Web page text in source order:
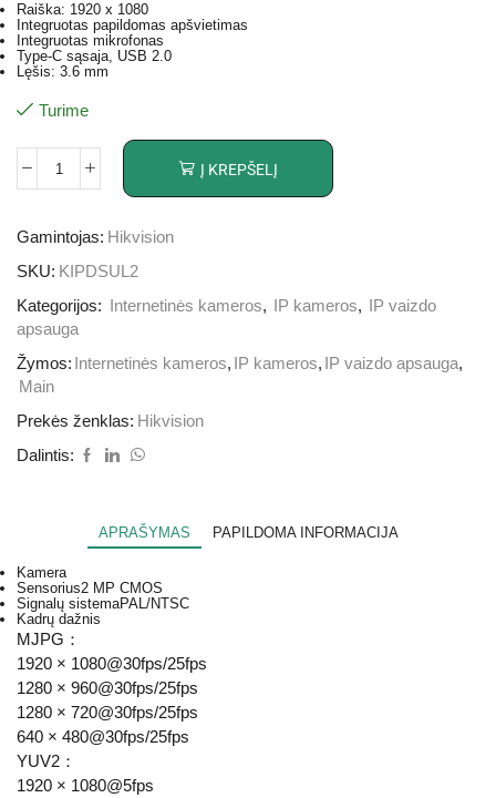
Raiška: 1920 x 1080
Integruotas papildomas apšvietimas
Integruotas mikrofonas
Type-C sąsaja, USB 2.0
Lęšis: 3.6 mm
Turime
Į KREPŠELĮ
Gamintojas: Hikvision
SKU: KIPDSUL2
Kategorijos:
Internetinės kameros, IP kameros,
IP vaizdo
apsauga
Žymos: Internetinės kameros, IP kameros, IP vaizdo apsauga,
Main
Prekės ženklas: Hikvision
Dalintis:
APRAŠYMAS PAPILDOMA INFORMACIJA
Kamera
Sensorius2 MP CMOS
Signalų sistemaPAL/NTSC
Kadrų dažnis
MJPG：
1920 × 1080@30fps/25fps
1280 × 960@30fps/25fps
1280 × 720@30fps/25fps
640 × 480@30fps/25fps
YUV2：
1920 × 1080@5fps